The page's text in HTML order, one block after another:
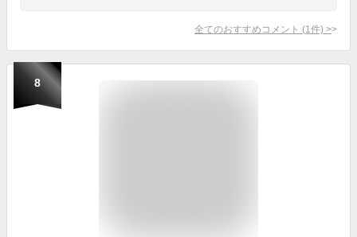
全てのおすすめコメント (1 件) >
8